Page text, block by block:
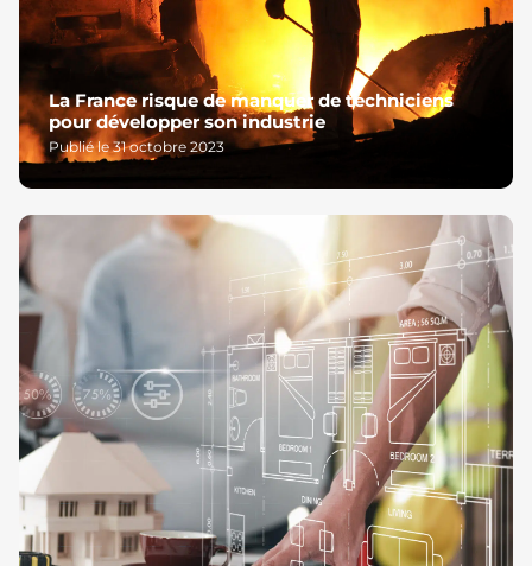
La France risque de manquer de techniciens
pour développer son industrie
Publié le 31 octobre 2023